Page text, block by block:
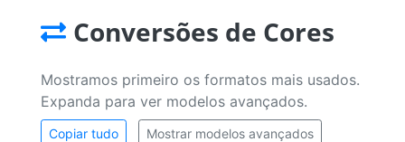
Conversões de Cores
Mostramos primeiro os formatos mais usados.
Expanda para ver modelos avançados.
Copiar tudo Mostrar modelos avançados